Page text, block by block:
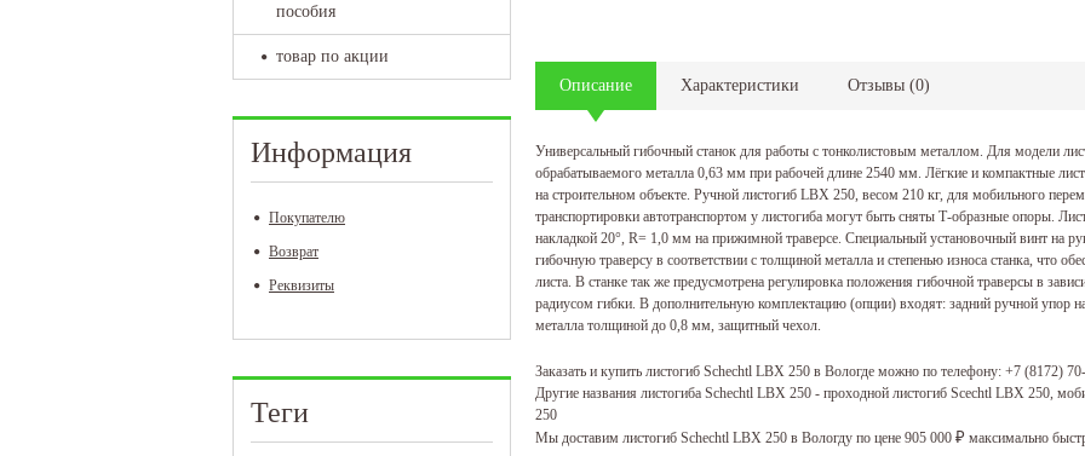
пособия
товар по акции
Информация
Покупателю
Возврат
Реквизиты
Теги
Описание Характеристики Отзывы (0)
Универсальный гибочный станок для работы с тонколистовым металлом. Для модели
обрабатываемого металла 0,63 мм при рабочей длине 2540 мм. Лёгкие и компактные
на строительном объекте. Ручной листогиб LBX 250, весом 210 кг, для мобильного
транспортировки автотранспортом у листогиба могут быть сняты Т-образные опоры.
накладкой 20°, R= 1,0 мм на прижимной траверсе. Специальный установочный винт на
гибочную траверсу в соответствии с толщиной металла и степенью износа станка, что
листа. В станке так же предусмотрена регулировка положения гибочной траверсы в
радиусом гибки. В дополнительную комплектацию (опции) входят: задний ручной упор
металла толщиной до 0,8 мм, защитный чехол.
Заказать и купить листогиб Schechtl LBX 250 в Вологде можно по телефону: +7 (8172)
Другие названия листогиба Schechtl LBX 250 - проходной листогиб Scechtl LBX 250,
250
Мы доставим листогиб Schechtl LBX 250 в Вологду по цене 905 000 ₽ максимально